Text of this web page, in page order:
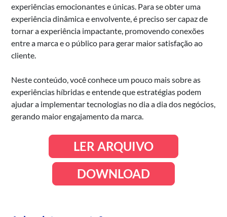
experiências emocionantes e únicas. Para se obter uma
experiência dinâmica e envolvente, é preciso ser capaz de
tornar a experiência impactante, promovendo conexões
entre a marca e o público para gerar maior satisfação ao
cliente.
Neste conteúdo, você conhece um pouco mais sobre as
experiências híbridas e entende que estratégias podem
ajudar a implementar tecnologias no dia a dia dos negócios,
gerando maior engajamento da marca.
LER ARQUIVO
DOWNLOAD